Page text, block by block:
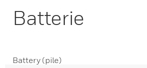
Batterie
Battery (pile)